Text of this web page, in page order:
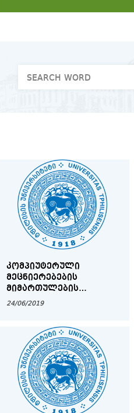
ᲙᲝᲛᲞᲘᲣᲢᲔᲠᲣᲚᲘ
ᲛᲔᲪᲜᲘᲔᲠᲔᲑᲔᲑᲘᲡ
ᲛᲘᲛᲐᲠᲗᲣᲚᲔᲑᲘᲡ
ᲡᲢᲣᲓᲔᲜᲢᲗᲐ
24/06/2019